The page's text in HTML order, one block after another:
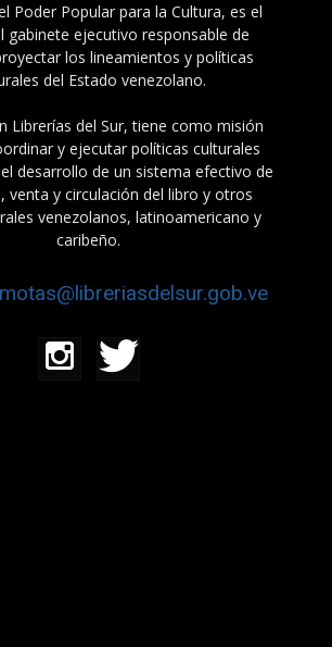
Poder Popular para la Cultura, es el
gabinete ejecutivo responsable de
los lineamientos y políticas
del Estado venezolano.
Librerías del Sur, tiene como misión
y ejecutar políticas culturales
desarrollo de un sistema efectivo de
venta y circulación del libro y otros
venezolanos, latinoamericano y
caribeño.